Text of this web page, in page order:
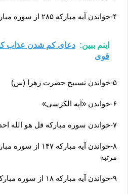
۴-خواندن آیه مبارکه ۲۸۵ از سوره مبارکه بقره (آمن الرسول… )
اینم ببین: دعای کم شدن عذاب
قوی
۵-خواندن تسبیح حضرت زهرا (س)
۶-خواندن «آیه الکرسی»
۷-خواندن سوره مبارکه قل هو الله احد به مقدار سه یا یازده مرتبه
۸-خواندن آیه
مرتبه
۹-خواندن آیه مبارکه ۱۸ از سوره مبارکه آل عمران (شهد الله… )